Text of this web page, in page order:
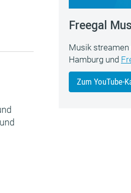
Freegal
Musik streamen
Hamburg und
Zum YouTube-